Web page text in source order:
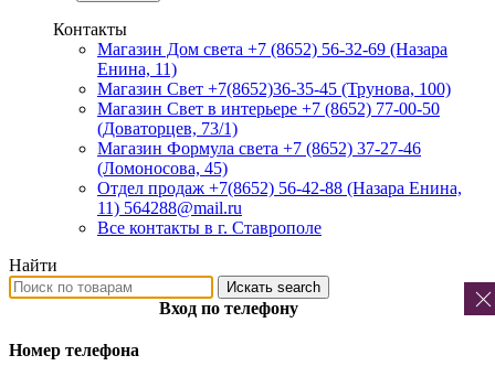
Контакты
Магазин Дом света +7 (8652) 56-32-69 (Назара
Енина, 11)
Магазин Свет +7(8652)36-35-45 (Трунова, 100)
Магазин Свет в интерьере +7 (8652) 77-00-50
(Доваторцев, 73/1)
Магазин Формула света +7 (8652) 37-27-46
(Ломоносова, 45)
Отдел продаж +7(8652) 56-42-88 (Назара Енина,
11) 564288@mail.ru
Все контакты в г. Ставрополе
Найти
Искать search
Вход по телефону
Номер телефона